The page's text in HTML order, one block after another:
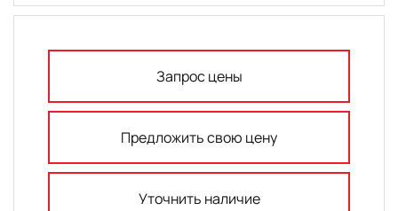
Запрос цены
Предложить свою цену
Уточнить наличие